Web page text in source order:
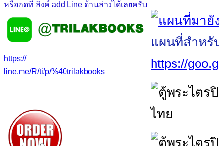
หรือกดที่ ลิงค์ add Line ด้านล่างได้เลยครับ
https://
line.me/R/ti/p/%40trilakbooks
แผนที่สำหรั
https://